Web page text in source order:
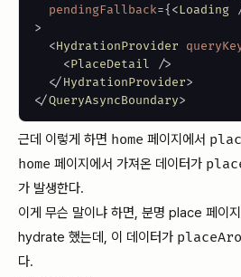
pendingFallback={<Loading
>
<HydrationProvider
<PlaceDetail
/>
</HydrationProvider>
</QueryAsyncBoundary>
근데 이렇게 하면 home 페이지에서
home 페이지에서 가져온 데이터가
가 발생한다.
이게 무슨 말이냐 하면, 분명 place 페이
hydrate 했는데, 이 데이터가
다.